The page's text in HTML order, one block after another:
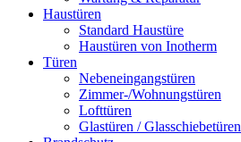
Haustüren
Standard Haustüre
Haustüren von Inotherm
Türen
Nebeneingangstüren
Zimmer-/Wohnungstüren
Lofttüren
Glastüren / Glasschiebetüren